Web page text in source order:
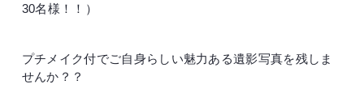
30名様！！）
プチメイク付でご自身らしい魅力ある遺影写真を残しま
せんか？？